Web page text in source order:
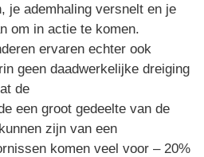
je ademhaling versnelt en je
om in actie te komen.
ervaren echter ook
geen daadwerkelijke dreiging
de
een groot gedeelte van de
zijn van een
komen veel voor – 20%